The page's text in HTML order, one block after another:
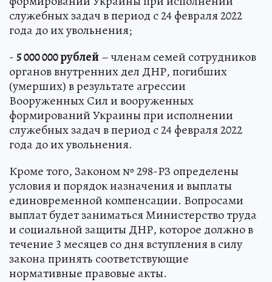
служебных задач в период с 24 февраля 2022
года до их увольнения;
-5 000 000 рублей – членам семей сотрудников
органов внутренних дел ДНР, погибших
(умерших) в результате агрессии
Вооруженных Сил и вооруженных
формирований Украины при исполнении
служебных задач в период с 24 февраля 2022
года до их увольнения.
Кроме того, Законом № 298-РЗ определены
условия и порядок назначения и выплаты
единовременной компенсации. Вопросами
выплат будет заниматься Министерство труда
и социальной защиты ДНР, которое должно в
течение 3 месяцев со дня вступления в силу
закона принять соответствующие
нормативные правовые акты.